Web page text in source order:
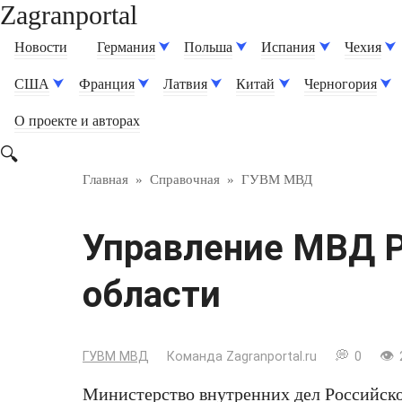
Перейти
Zagranportal
Новости Германия Польша Испания Чехия
США Франция Латвия Китай Черногория
О проекте и авторах
Главная » Справочная » ГУВМ МВД
Управление МВД
области
ГУВМ МВД Команда Zagranportal.ru 0
Министерство внутренних дел